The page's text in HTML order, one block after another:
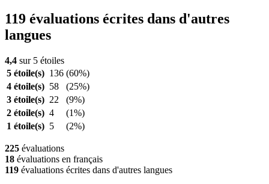
119 évaluations écrites dans d'autres
langues
4,4 sur 5 étoiles
5 étoile(s) 136 (60%)
4 étoile(s) 58
(25%)
3 étoile(s) 22
(9%)
2 étoile(s) 4
(1%)
1 étoile(s) 5 (2%)
225 évaluations
18 évaluations en français
119 évaluations écrites dans d'autres langues